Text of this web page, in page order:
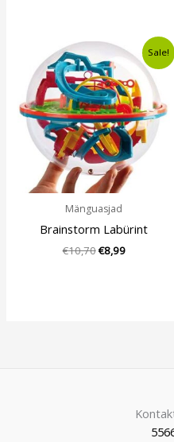
Sale!
Mänguasjad
Brainstorm Labürint
€10,70
Algne
hind
oli:
€10,70.
€8,99
Current
price
€8,99.